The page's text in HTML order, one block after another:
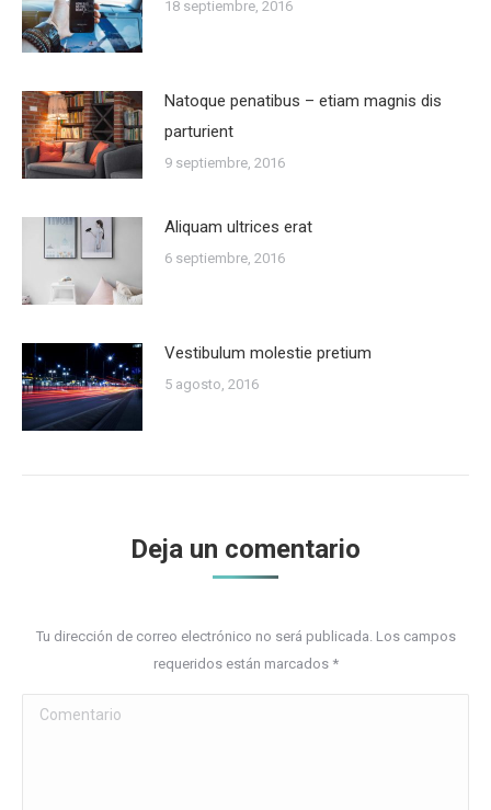
18 septiembre, 2016
Natoque penatibus – etiam magnis dis
parturient
9 septiembre, 2016
Aliquam ultrices erat
6 septiembre, 2016
Vestibulum molestie pretium
5 agosto, 2016
Deja un comentario
Tu dirección de correo electrónico no será publicada. Los campos
requeridos están marcados *
Comentario